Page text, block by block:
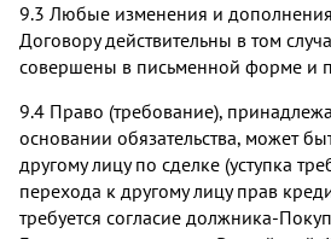
9.3 Любые изменения и
Договору действительны в том
совершены в письменной форме и
9.4 Право (требование),
основании обязательства, может
другому лицу по сделке (уступка
перехода к другому лицу прав
требуется согласие должника-